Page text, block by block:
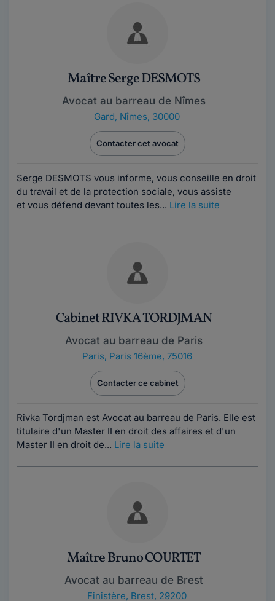
Maître Serge DESMOTS
Avocat au barreau de Nîmes
Gard, Nîmes, 30000
Contacter cet avocat
Serge DESMOTS vous informe, vous conseille en droit
du travail et de la protection sociale, vous assiste
et vous défend devant toutes les... Lire la suite
Cabinet RIVKA TORDJMAN
Avocat au barreau de Paris
Paris, Paris 16ème, 75016
Contacter ce cabinet
Rivka Tordjman est Avocat au barreau de Paris. Elle est
titulaire d'un Master II en droit des affaires et d'un
Master II en droit de... Lire la suite
Maître Bruno COURTET
Avocat au barreau de Brest
Finistère, Brest, 29200